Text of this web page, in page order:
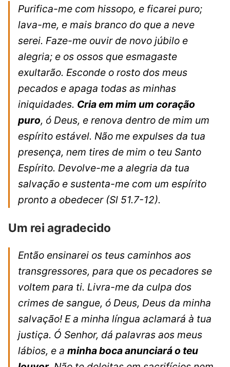
Purifica-me com hissopo, e ficarei puro;
lava-me, e mais branco do que a neve
serei. Faze-me ouvir de novo júbilo e
alegria; e os ossos que esmagaste
exultarão. Esconde o rosto dos meus
pecados e apaga todas as minhas
iniquidades. Cria em mim um coração
puro, ó Deus, e renova dentro de mim um
espírito estável. Não me expulses da tua
presença, nem tires de mim o teu Santo
Espírito. Devolve-me a alegria da tua
salvação e sustenta-me com um espírito
pronto a obedecer (Sl 51.7-12).
Um rei agradecido
Então ensinarei os teus caminhos aos
transgressores, para que os pecadores se
voltem para ti. Livra-me da culpa dos
crimes de sangue, ó Deus, Deus da minha
salvação! E a minha língua aclamará à tua
justiça. Ó Senhor, dá palavras aos meus
lábios, e a minha boca anunciará o teu